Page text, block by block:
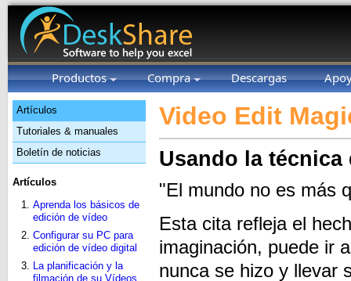
Productos Compra Descargas
Artículos
Tutoriales & manuales
Boletín de noticias
Artículos
Aprenda los básicos de
edición de vídeo
Configurar su PC para
edición de vídeo digital
La planificación y la
filmación de su Vídeos
Video Edit
Usando la técnica
"El mundo no es más
Esta cita refleja el
imaginación, puede ir
nunca se hizo y llevar